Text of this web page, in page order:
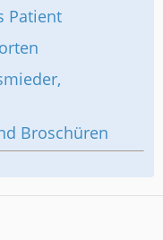
Patient
Broschüren